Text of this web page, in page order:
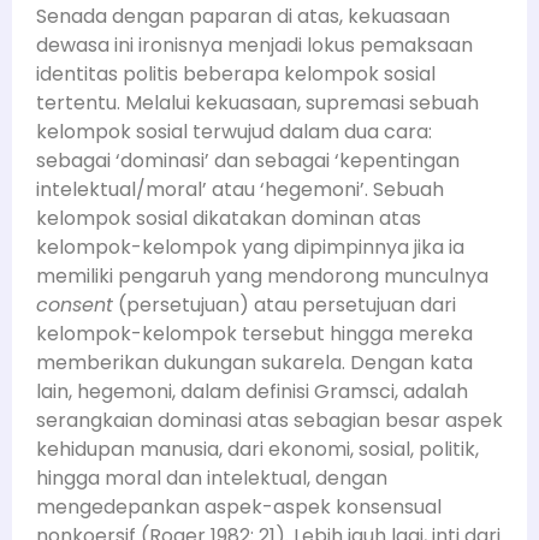
Senada dengan paparan di atas, kekuasaan
dewasa ini ironisnya menjadi lokus pemaksaan
identitas politis beberapa kelompok sosial
tertentu. Melalui kekuasaan, supremasi sebuah
kelompok sosial terwujud dalam dua cara:
sebagai ‘dominasi’ dan sebagai ‘kepentingan
intelektual/moral’ atau ‘hegemoni’. Sebuah
kelompok sosial dikatakan dominan atas
kelompok-kelompok yang dipimpinnya jika ia
memiliki pengaruh yang mendorong munculnya
consent (persetujuan) atau persetujuan dari
kelompok-kelompok tersebut hingga mereka
memberikan dukungan sukarela. Dengan kata
lain, hegemoni, dalam definisi Gramsci, adalah
serangkaian dominasi atas sebagian besar aspek
kehidupan manusia, dari ekonomi, sosial, politik,
hingga moral dan intelektual, dengan
mengedepankan aspek-aspek konsensual